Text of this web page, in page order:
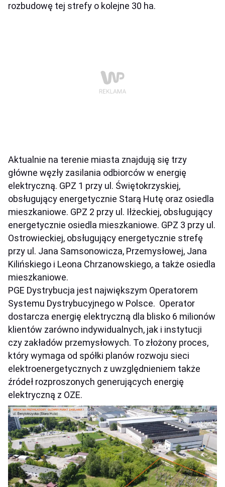
rozbudowę tej strefy o kolejne 30 ha.
Aktualnie na terenie miasta znajdują się trzy
główne węzły zasilania odbiorców w energię
elektryczną. GPZ 1 przy ul. Świętokrzyskiej,
obsługujący energetycznie Starą Hutę oraz osiedla
mieszkaniowe. GPZ 2 przy ul. Iłżeckiej, obsługujący
energetycznie osiedla mieszkaniowe. GPZ 3 przy ul.
Ostrowieckiej, obsługujący energetycznie strefę
przy ul. Jana Samsonowicza, Przemysłowej, Jana
Kilińskiego i Leona Chrzanowskiego, a także osiedla
mieszkaniowe.
PGE Dystrybucja jest największym Operatorem
Systemu Dystrybucyjnego w Polsce. Operator
dostarcza energię elektryczną dla blisko 6 milionów
klientów zarówno indywidualnych, jak i instytucji
czy zakładów przemysłowych. To złożony proces,
który wymaga od spółki planów rozwoju sieci
elektroenergetycznych z uwzględnieniem także
źródeł rozproszonych generujących energię
elektryczną z OZE.